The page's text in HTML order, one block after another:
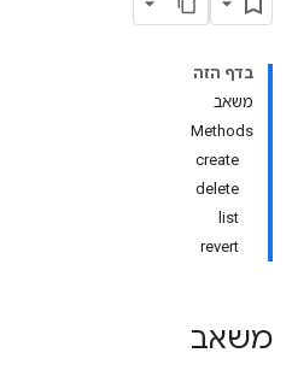
בדף הזה
משאב
Methods
create
delete
list
revert
משאב